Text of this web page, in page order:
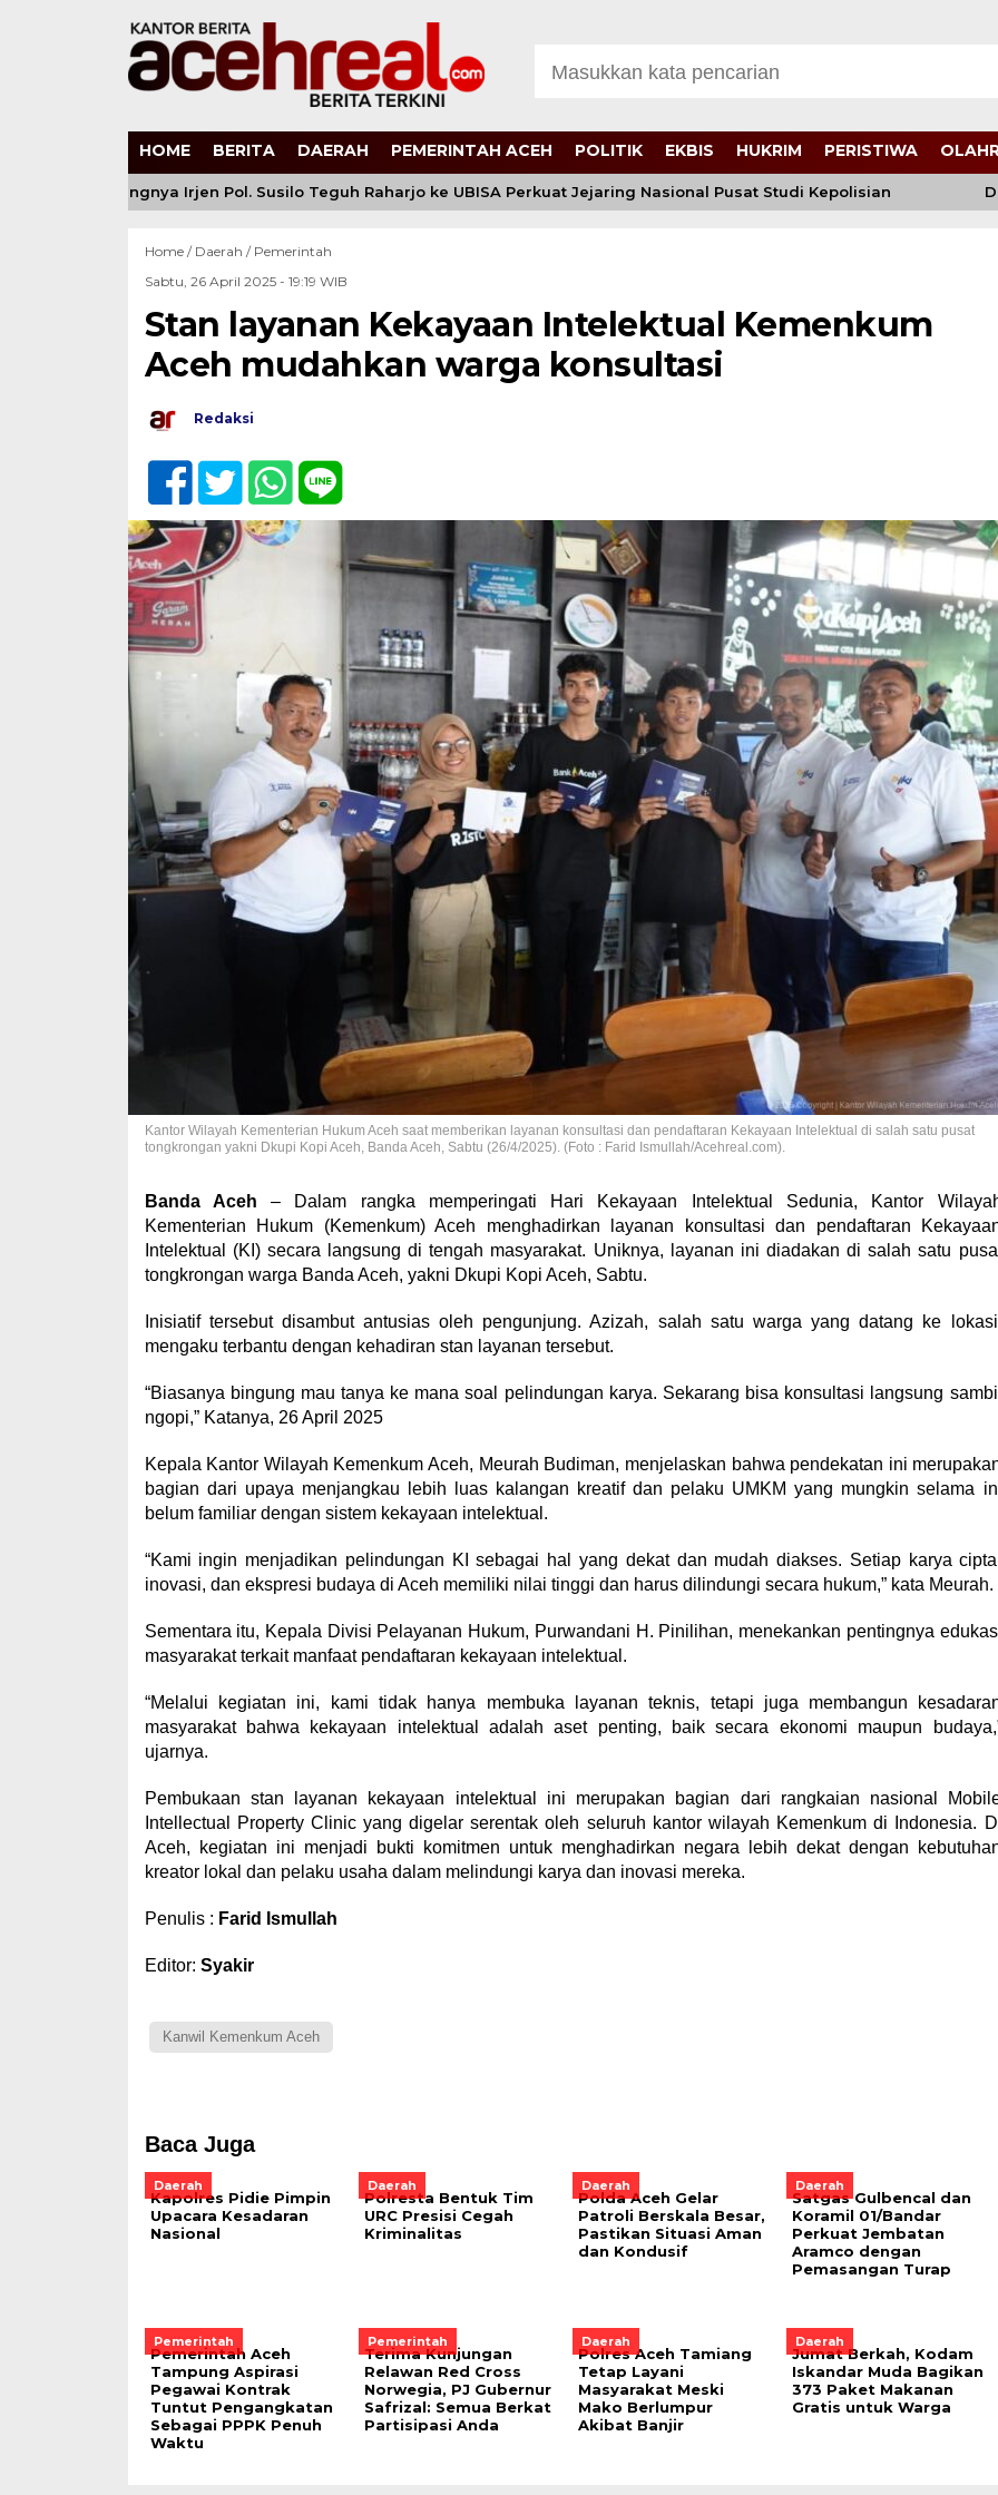
HOME BERITA DAERAH PEMERINTAH ACEH POLITIK EKBIS HUKRIM PERISTIWA
Bergabungnya Irjen Pol. Susilo Teguh Raharjo ke UBISA Perkuat Jejaring Nasional Pusat Studi Kepolisian Di
Home / Daerah / Pemerintah
Sabtu, 26 April 2025 - 19:19 WIB
Stan layanan Kekayaan Intelektual Kemenkum
Aceh mudahkan warga konsultasi
Redaksi
Kantor Wilayah Kementerian Hukum Aceh saat memberikan layanan konsultasi dan pendaftaran Kekayaan Intelektual di salah satu pusat
tongkrongan yakni Dkupi Kopi Aceh, Banda Aceh, Sabtu (26/4/2025). (Foto : Farid Ismullah/Acehreal.com).
Banda Aceh – Dalam rangka memperingati Hari Kekayaan Intelektual Sedunia, Kantor
Kementerian Hukum (Kemenkum) Aceh menghadirkan layanan konsultasi dan pendaftaran
Intelektual (KI) secara langsung di tengah masyarakat. Uniknya, layanan ini diadakan di salah satu
tongkrongan warga Banda Aceh, yakni Dkupi Kopi Aceh, Sabtu.
Inisiatif tersebut disambut antusias oleh pengunjung. Azizah, salah satu warga yang datang ke
mengaku terbantu dengan kehadiran stan layanan tersebut.
“Biasanya bingung mau tanya ke mana soal pelindungan karya. Sekarang bisa konsultasi langsung sambil
ngopi,” Katanya, 26 April 2025
Kepala Kantor Wilayah Kemenkum Aceh, Meurah Budiman, menjelaskan bahwa pendekatan ini
bagian dari upaya menjangkau lebih luas kalangan kreatif dan pelaku UMKM yang mungkin selama
belum familiar dengan sistem kekayaan intelektual.
“Kami ingin menjadikan pelindungan KI sebagai hal yang dekat dan mudah diakses. Setiap karya
inovasi, dan ekspresi budaya di Aceh memiliki nilai tinggi dan harus dilindungi secara hukum,” kata Meurah.
Sementara itu, Kepala Divisi Pelayanan Hukum, Purwandani H. Pinilihan, menekankan pentingnya
masyarakat terkait manfaat pendaftaran kekayaan intelektual.
“Melalui kegiatan ini, kami tidak hanya membuka layanan teknis, tetapi juga membangun
masyarakat bahwa kekayaan intelektual adalah aset penting, baik secara ekonomi maupun
ujarnya.
Pembukaan stan layanan kekayaan intelektual ini merupakan bagian dari rangkaian nasional
Intellectual Property Clinic yang digelar serentak oleh seluruh kantor wilayah Kemenkum di Indonesia.
Aceh, kegiatan ini menjadi bukti komitmen untuk menghadirkan negara lebih dekat dengan
kreator lokal dan pelaku usaha dalam melindungi karya dan inovasi mereka.
Penulis : Farid Ismullah
Editor: Syakir
Kanwil Kemenkum Aceh
Baca Juga
Daerah
Kapolres Pidie Pimpin
Upacara Kesadaran
Nasional
Daerah
Polresta Bentuk Tim
URC Presisi Cegah
Kriminalitas
Daerah
Polda Aceh Gelar
Patroli Berskala Besar,
Pastikan Situasi Aman
dan Kondusif
Daerah
Satgas Gulbencal dan
Koramil 01/Bandar
Perkuat Jembatan
Aramco dengan
Pemasangan Turap
Pemerintah
Pemerintah Aceh
Tampung Aspirasi
Pegawai Kontrak
Tuntut Pengangkatan
Sebagai PPPK Penuh
Waktu
Pemerintah
Terima Kunjungan
Relawan Red Cross
Norwegia, PJ Gubernur
Safrizal: Semua Berkat
Partisipasi Anda
Daerah
Polres Aceh Tamiang
Tetap Layani
Masyarakat Meski
Mako Berlumpur
Akibat Banjir
Daerah
Jumat Berkah, Kodam
Iskandar Muda Bagikan
373 Paket Makanan
Gratis untuk Warga